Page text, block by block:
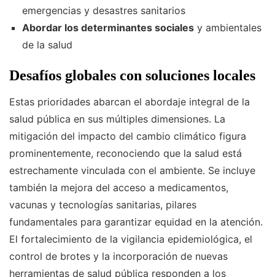
emergencias y desastres sanitarios
Abordar los determinantes socialesy ambientales
de la salud
Desafíos globales con soluciones locales
Estas prioridades abarcan el abordaje integral de la
salud pública en sus múltiples dimensiones. La
mitigación del impacto del cambio climático figura
prominentemente, reconociendo que la salud está
estrechamente vinculada con el ambiente. Se incluye
también la mejora del acceso a medicamentos,
vacunas y tecnologías sanitarias, pilares
fundamentales para garantizar equidad en la atención.
El fortalecimiento de la vigilancia epidemiológica, el
control de brotes y la incorporación de nuevas
herramientas de salud pública responden a los